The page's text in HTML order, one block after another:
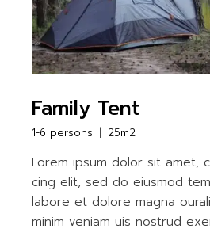
Family Tent
1-6 persons 25m2
Lorem ipsum dolor sit amet,
cing elit, sed do eiusmod
labore et dolore magna
minim veniam uis nostrud